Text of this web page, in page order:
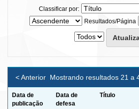
Classificar por:
Resultados/Página
Mostrando resultados 21 a
< Anterior
Data de
publicação
Data de
defesa
Título